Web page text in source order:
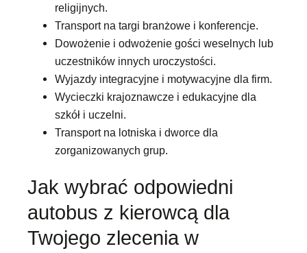
religijnych.
Transport na targi branżowe i konferencje.
Dowożenie i odwożenie gości weselnych lub
uczestników innych uroczystości.
Wyjazdy integracyjne i motywacyjne dla firm.
Wycieczki krajoznawcze i edukacyjne dla
szkół i uczelni.
Transport na lotniska i dworce dla
zorganizowanych grup.
Jak wybrać odpowiedni
autobus z kierowcą dla
Twojego zlecenia w